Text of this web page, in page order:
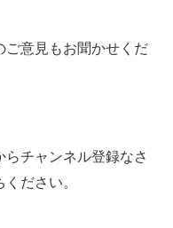
ご意見もお聞かせくだ
チャンネル登録なさ
ださい。